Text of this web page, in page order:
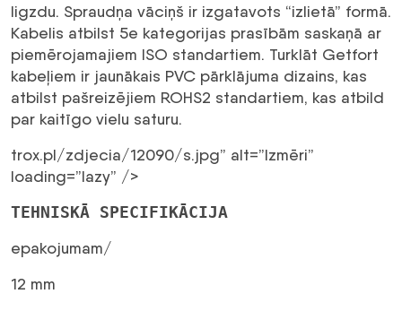
ligzdu. Spraudņa vāciņš ir izgatavots “izlietā” formā.
Kabelis atbilst 5e kategorijas prasībām saskaņā ar
piemērojamajiem ISO standartiem. Turklāt Getfort
kabeļiem ir jaunākais PVC pārklājuma dizains, kas
atbilst pašreizējiem ROHS2 standartiem, kas atbild
par kaitīgo vielu saturu.
trox.pl/zdjecia/12090/s.jpg” alt=”Izmēri”
loading=”lazy” />
TEHNISKĀ SPECIFIKĀCIJA
epakojumam/
12 mm